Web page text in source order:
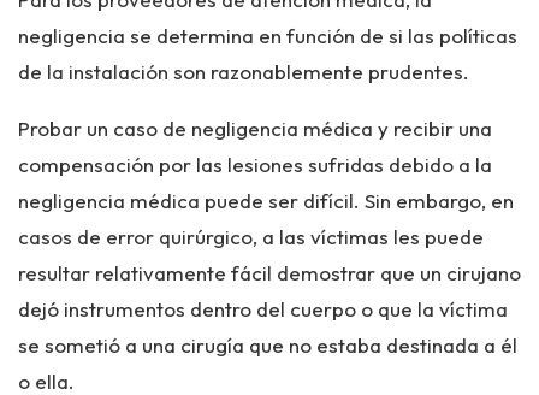
negligencia se determina en función de si las políticas
de la instalación son razonablemente prudentes.
Probar un caso de negligencia médica y recibir una
compensación por las lesiones sufridas debido a la
negligencia médica puede ser difícil. Sin embargo, en
casos de error quirúrgico, a las víctimas les puede
resultar relativamente fácil demostrar que un cirujano
dejó instrumentos dentro del cuerpo o que la víctima
se sometió a una cirugía que no estaba destinada a él
o ella.